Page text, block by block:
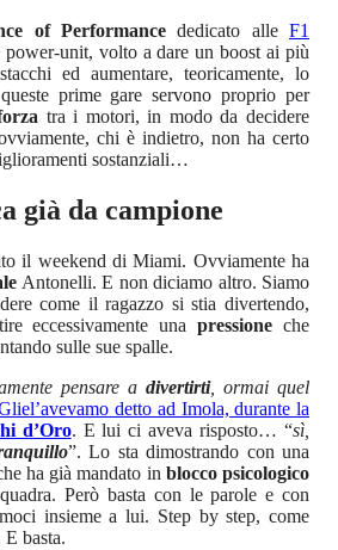
of Performancededicato alle F1
power-unit, volto a dare un boost ai più
ed aumentare, teoricamente, lo
prime gare servono proprio per
tra i motori, in modo da decidere
chi è indietro, non ha certo
sostanziali…
già da campione
il weekend di Miami. Ovviamente ha
Antonelli. E non diciamo altro. Siamo
come il ragazzo si stia divertendo,
eccessivamente unapressioneche
sulle sue spalle.
pensare a divertirti, ormai quel
detto ad Imola, durante la
d’Oro. E lui ci aveva risposto… “sì,
”. Lo sta dimostrando con una
ha già mandato in blocco psicologico
Però basta con le parole e con
insieme a lui. Step by step, come
basta.